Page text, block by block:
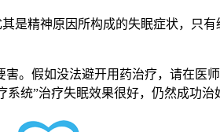
是精神原因所构成的失眠症状，只
假如没法避开用药治疗，请在医
统”治疗失眠效果很好，仍然成功治